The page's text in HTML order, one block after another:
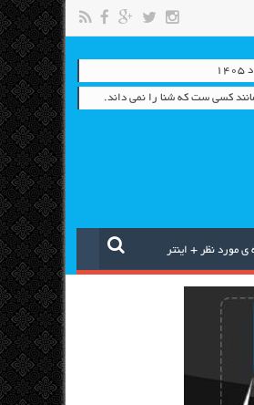
کسی ست که شنا را نمی داند.